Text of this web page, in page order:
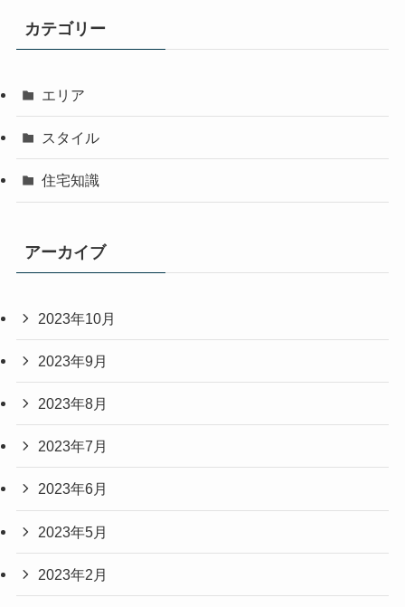
カテゴリー
エリア
スタイル
住宅知識
アーカイブ
2023年10月
2023年9月
2023年8月
2023年7月
2023年6月
2023年5月
2023年2月